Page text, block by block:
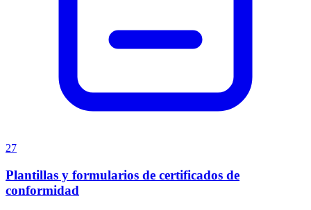
27
Plantillas y formularios de certificados de
conformidad